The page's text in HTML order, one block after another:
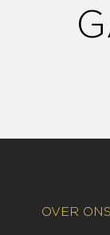
OVER ONS